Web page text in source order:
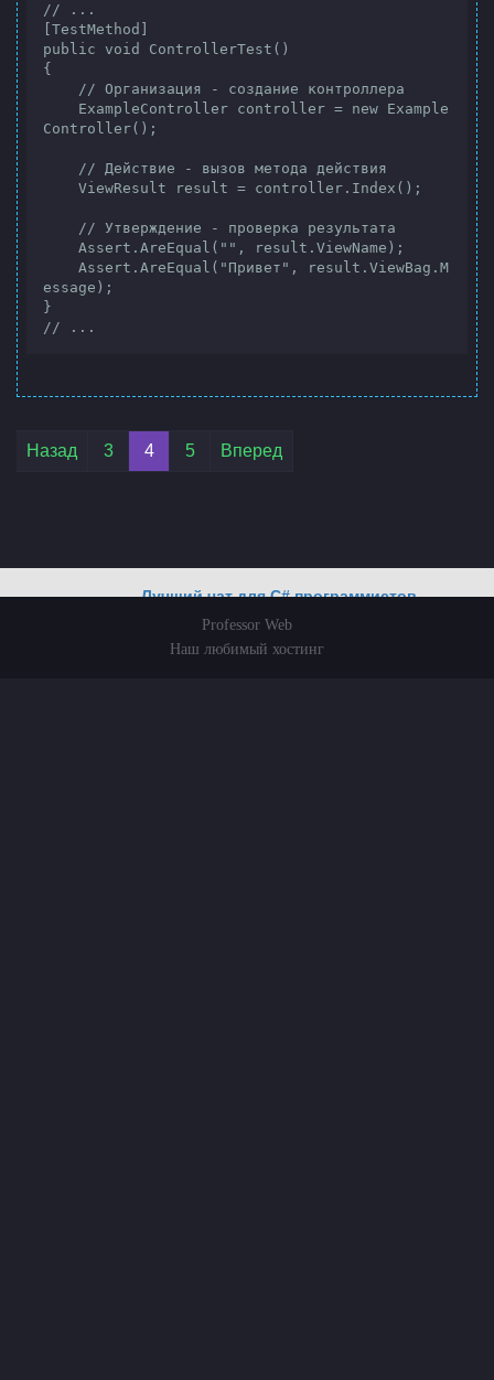
// ...
[TestMethod]
public void ControllerTest()
{
Controller();
essage);
}
// ...
Лучший чат для C# программистов
Professor Web
Наш любимый хостинг